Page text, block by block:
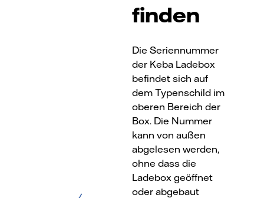
finden
Die Seriennummer
der Keba Ladebox
befindet sich auf
dem Typenschild im
oberen Bereich der
Box. Die Nummer
kann von außen
abgelesen werden,
ohne dass die
Ladebox geöffnet
oder abgebaut